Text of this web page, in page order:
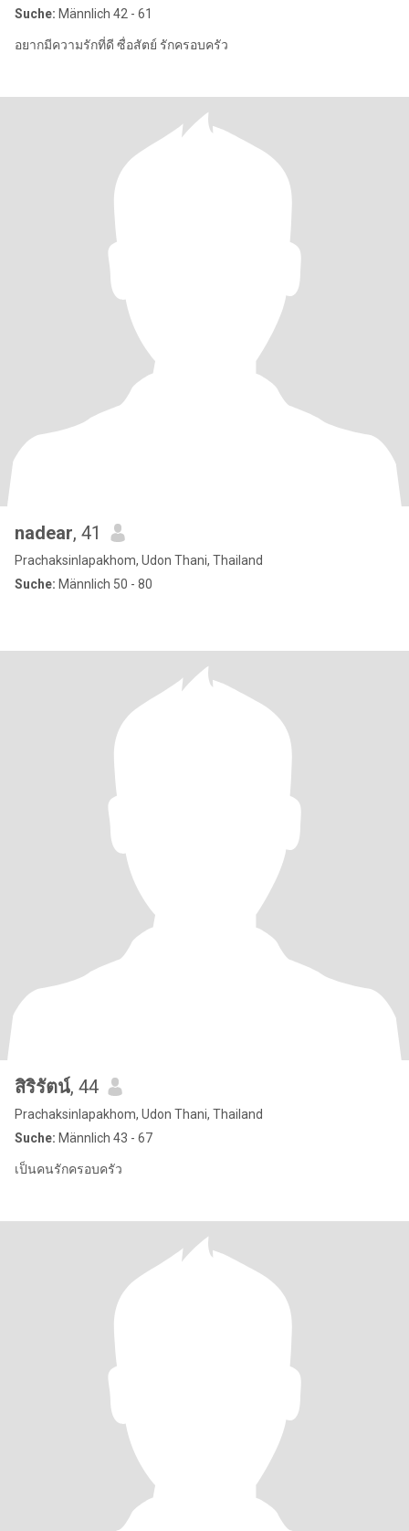
Suche: Männlich 42 - 61
อยากมีความรักที่ดี ซื่อสัตย์ รักครอบครัว
nadear, 41
Prachaksinlapakhom, Udon Thani, Thailand
Suche: Männlich 50 - 80
สิริรัตน์, 44
Prachaksinlapakhom, Udon Thani, Thailand
Suche: Männlich 43 - 67
เป็นคนรักครอบครัว